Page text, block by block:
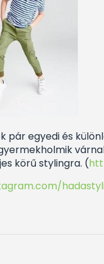
egyedi és
körű stylingra. (